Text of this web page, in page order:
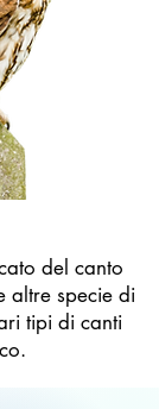
del canto
altre specie di
tipi di canti